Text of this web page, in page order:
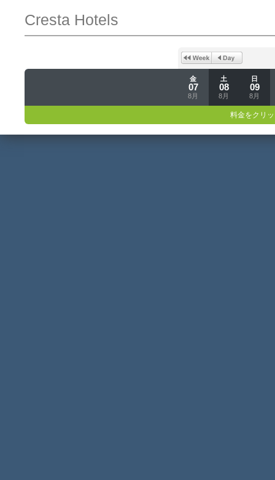
Cresta Hotels
金
07
8月
土
08
8月
日
09
8月
料金をクリ